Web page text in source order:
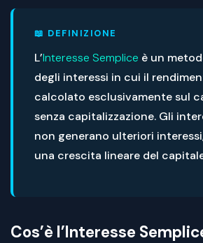
📖 DEFINIZIONE
L’Interesse Semplice è un
degli interessi in cui il
calcolato esclusivamente sul
senza capitalizzazione. Gli
non generano ulteriori
una crescita lineare del
Cos’è l’Interesse